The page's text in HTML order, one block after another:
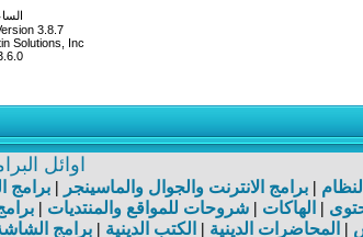
3.8.7
Solutions, Inc
اوائل
| برامج الانترنت والجوال والماسينجر | برامج
| الهاكات | شروحات للمواقع والمنتديات |
| المحاضرات الدينية | الكتب الدينية |برامج